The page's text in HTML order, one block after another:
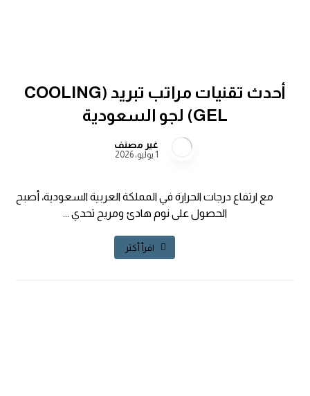
أحدث تقنيات مراتب تبريد (COOLING
GEL) لجو السعودية
غير مصنف
1 يوليو، 2026
مع ارتفاع درجات الحرارة في المملكة العربية السعودية، أصبح
الحصول على نوم هادئ ومريح تحدي ...
اقرأ أكثر